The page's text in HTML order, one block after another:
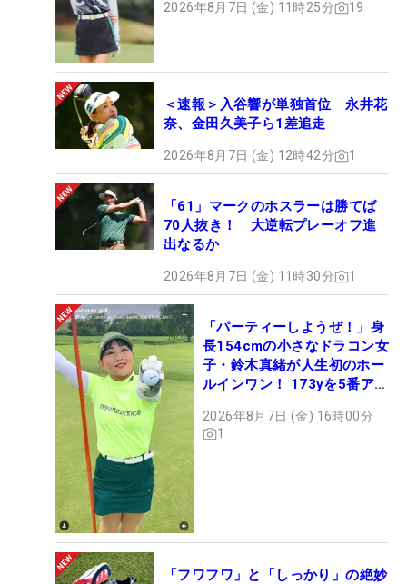
2026年8月7日 (金) 11時25分 19
＜速報＞入谷響が単独首位 永井花
奈、金田久美子ら1差追走
2026年8月7日 (金) 12時42分 1
「61」マークのホスラーは勝てば
70人抜き！ 大逆転プレーオフ進
出なるか
2026年8月7日 (金) 11時30分 1
「パーティーしようぜ！」身
長154cmの小さなドラコン女
子・鈴木真緒が人生初のホー
ルインワン！ 173yを5番アイ
2026年8月7日 (金) 16時00分
1
「フワフワ」と「しっかり」の絶妙